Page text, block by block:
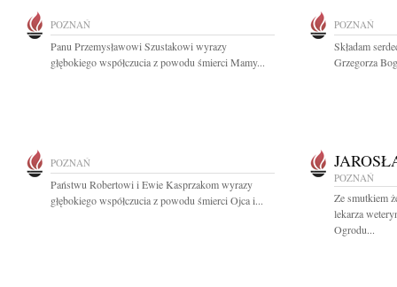
POZNAŃ
Panu Przemysławowi Szustakowi wyrazy
głębokiego współczucia z powodu śmierci Mamy...
POZNAŃ
Składam
Grzegorza
POZNAŃ
Państwu Robertowi i Ewie Kasprzakom wyrazy
głębokiego współczucia z powodu śmierci Ojca i...
POZNAŃ
Ze smutkiem
lekarza
Ogrodu...